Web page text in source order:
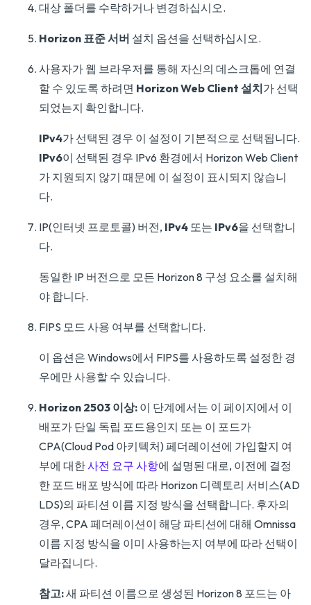
대상 폴더를 수락하거나 변경하십시오.
Horizon 표준 서버 설치 옵션을 선택하십시오.
사용자가 웹 브라우저를 통해 자신의 데스크톱에 연결
할 수 있도록 하려면 Horizon Web Client 설치가 선택
되었는지 확인합니다.
IPv4가 선택된 경우 이 설정이 기본적으로 선택됩니다.
IPv6이 선택된 경우 IPv6 환경에서 Horizon Web Client
가 지원되지 않기 때문에 이 설정이 표시되지 않습니
다.
IP(인터넷 프로토콜) 버전, IPv4 또는 IPv6을 선택합니
다.
동일한 IP 버전으로 모든 Horizon 8 구성 요소를 설치해
야 합니다.
FIPS 모드 사용 여부를 선택합니다.
이 옵션은 Windows에서 FIPS를 사용하도록 설정한 경
우에만 사용할 수 있습니다.
Horizon 2503 이상: 이 단계에서는 이 페이지에서 이
배포가 단일 독립 포드용인지 또는 이 포드가
CPA(Cloud Pod 아키텍처) 페더레이션에 가입할지 여
부에 대한사전 요구 사항에 설명된 대로, 이전에 결정
한 포드 배포 방식에 따라 Horizon 디렉토리 서비스(AD
LDS)의 파티션 이름 지정 방식을 선택합니다. 후자의
경우, CPA 페더레이션이 해당 파티션에 대해 Omnissa
이름 지정 방식을 이미 사용하는지 여부에 따라 선택이
달라집니다.
참고:새 파티션 이름으로 생성된 Horizon 8 포드는 아